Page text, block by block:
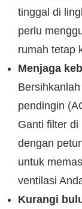
tinggal di
perlu
rumah tetap
Menjaga
pendingin
Ganti filter di
dengan
untuk
ventilasi
Kurangi